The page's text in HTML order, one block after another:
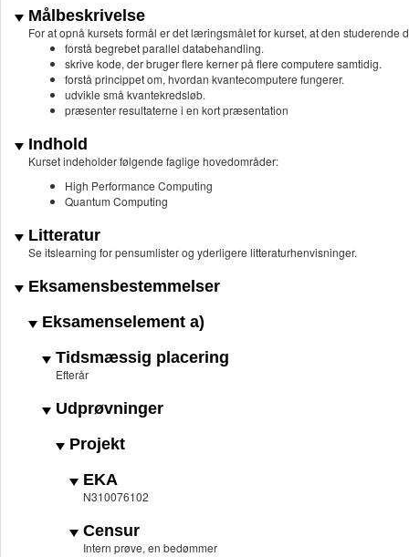
Målbeskrivelse
For at opnå kursets formål er det læringsmålet for kurset, at den
forstå begrebet parallel databehandling.
skrive kode, der bruger flere kerner på flere computere samtidig.
forstå princippet om, hvordan kvantecomputere fungerer.
udvikle små kvantekredsløb.
præsenter resultaterne i en kort præsentation
Indhold
Kurset indeholder følgende faglige hovedområder:
High Performance Computing
Quantum Computing
Litteratur
Se itslearning for pensumlister og yderligere litteraturhenvisninger.
Eksamensbestemmelser
Eksamenselement a)
Tidsmæssig placering
Efterår
Udprøvninger
Projekt
EKA
N310076102
Censur
Intern prøve, en bedømmer